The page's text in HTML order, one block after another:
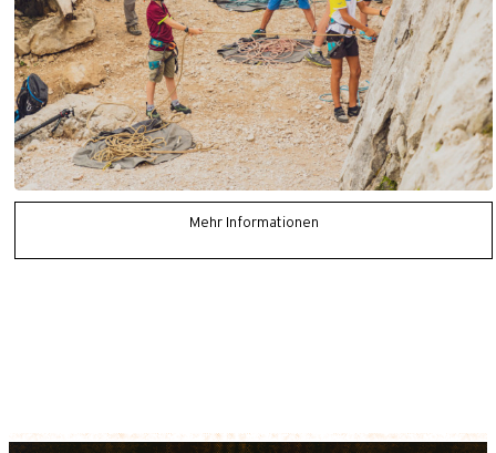
Mehr Informationen